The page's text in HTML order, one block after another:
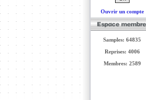
Ouvrir un compte
Samples: 64835
Reprises: 4006
Membres: 2589